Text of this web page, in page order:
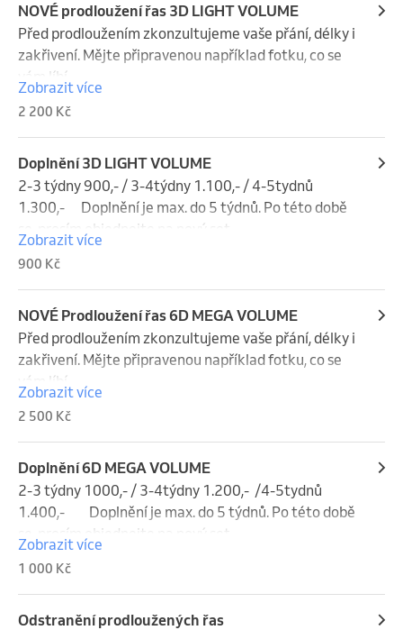
NOVÉ prodloužení řas 3D LIGHT VOLUME
Před prodloužením zkonzultujeme vaše přání, délky i
zakřivení. Mějte připravenou například fotku, co se
vám líbí.
Prodlužování řas technikou 3D je vhodné pro
klientky, které mají málo vlastních řas a chtějí docílit
mnohonásobně větší hustoty. Zakřivení D, M.    I přes
tento lehký objem řas je na sobě neucítíte, jedná se
totiž o jednu z nejkomfortnějších metod v
ultratenkých 3 řasách na jednu přírodní řasu.
Zobrazit více
2 200 Kč
Doplnění 3D LIGHT VOLUME
2-3 týdny 900,- / 3-4týdny 1.100,- / 4-5tydnů
1.300,-      Doplnění je max. do 5 týdnů. Po této době
se  prosím objednejte na nový set.
Zobrazit více
900 Kč
NOVÉ Prodloužení řas 6D MEGA VOLUME
Před prodloužením zkonzultujeme vaše přání, délky i
zakřivení. Mějte připravenou například fotku, co se
vám líbí.
Hollywoodský objem-Mega Volume. Provádí se
aplikací většího množství řas ve velmi lehkém
vějířku(6ks) na jednu řasu přírodní, dosáhnete
výrazneho objemu.
Objemové řasy jsou v síle 0,07 a jemné aby
nezatěžovaly řasy přírodní. Zakřivení D/M
Zobrazit více
2 500 Kč
Doplnění 6D MEGA VOLUME
2-3 týdny 1000,- / 3-4týdny 1.200,-  /4-5tydnů
1.400,-         Doplnění je max. do 5 týdnů. Po této době
se  prosím objednejte na nový set.
Zobrazit více
1 000 Kč
Odstranění prodloužených řas